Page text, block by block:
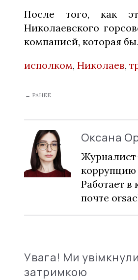
После того, как
Николаевского
компанией, которая
исполком, Николаев,
← РАНЕЕ
Оксана
коррупцию
Работает в
почте
Увага! Ми
затримкою